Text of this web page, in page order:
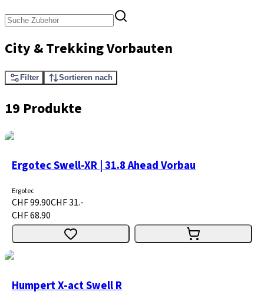
City & Trekking Vorbauten
Filter Sortieren nach
19 Produkte
Ergotec Swell-XR | 31.8 Ahead Vorbau
Ergotec
CHF 99.90CHF 31.-
CHF 68.90
Humpert X-act Swell R